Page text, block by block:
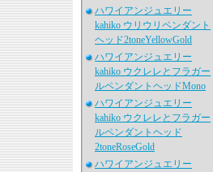
ハワイアンジュエリー
kahiko ウリウリペンダント
ヘッド2toneYellowGold
ハワイアンジュエリー
kahiko ウクレレとフラガー
ルペンダントヘッドMono
ハワイアンジュエリー
kahiko ウクレレとフラガー
ルペンダントヘッド
2toneRoseGold
ハワイアンジュエリー